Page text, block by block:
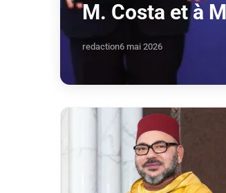
M. Costa et à
redaction6 mai 2026